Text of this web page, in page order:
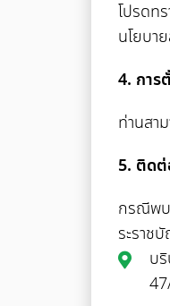
โปรดท
นโยบา
4. การ
ท่านสา
5. ติดต่
กรณีพบ
ระราช
บ